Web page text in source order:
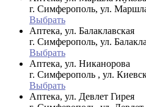
г. Симферополь, ул.
Выбрать
Аптека, ул. Балаклавская
г. Симферополь, ул.
Выбрать
Аптека, ул. Никанорова
г. Симферополь , ул.
Выбрать
Аптека, ул. Девлет Гирея